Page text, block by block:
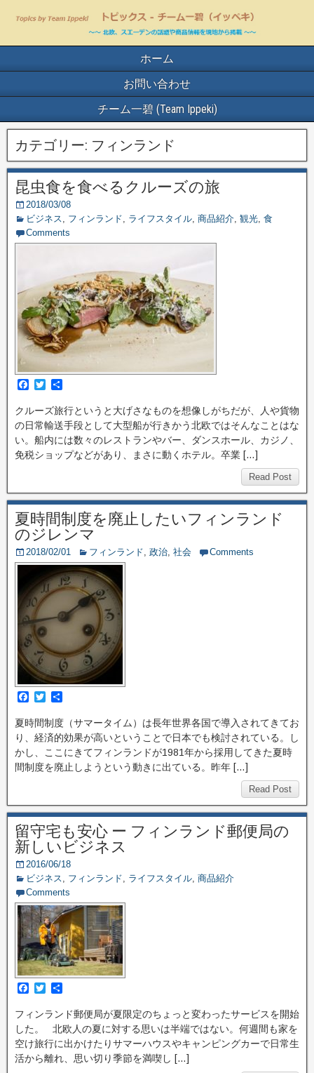
ホーム
お問い合わせ
チーム一碧 (Team Ippeki)
カテゴリー: フィンランド
昆虫食を食べるクルーズの旅
2018/03/08
ビジネス, フィンランド, ライフスタイル, 商品紹介, 観光, 食
Comments
F
c
e
b
o
o
k
T
i
t
t
e
r
クルーズ旅行というと大げさなものを想像しがちだが、人や貨物
の日常輸送手段として大型船が行きかう北欧ではそんなことはな
い。船内には数々のレストランやバー、ダンスホール、カジノ、
免税ショップなどがあり、まさに動くホテル。卒業 […]
Read Post
夏時間制度を廃止したいフィンランド
のジレンマ
2018/02/01 フィンランド, 政治, 社会 Comments
F
c
e
b
o
o
k
T
i
t
t
e
r
夏時間制度（サマータイム）は長年世界各国で導入されてきてお
り、経済的効果が高いということで日本でも検討されている。し
かし、ここにきてフィンランドが1981年から採用してきた夏時
間制度を廃止しようという動きに出ている。昨年 […]
Read Post
留守宅も安心 ー フィンランド郵便局の
新しいビジネス
2016/06/18
ビジネス, フィンランド, ライフスタイル, 商品紹介
Comments
F
c
e
b
o
o
k
T
i
t
e
r
フィンランド郵便局が夏限定のちょっと変わったサービスを開始
した。 北欧人の夏に対する思いは半端ではない。何週間も家を
空け旅行に出かけたりサマーハウスやキャンピングカーで日常生
活から離れ、思い切り季節を満喫し […]